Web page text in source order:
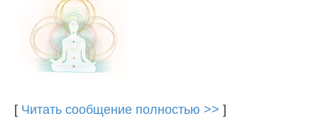
[ Читать сообщение полностью >> ]